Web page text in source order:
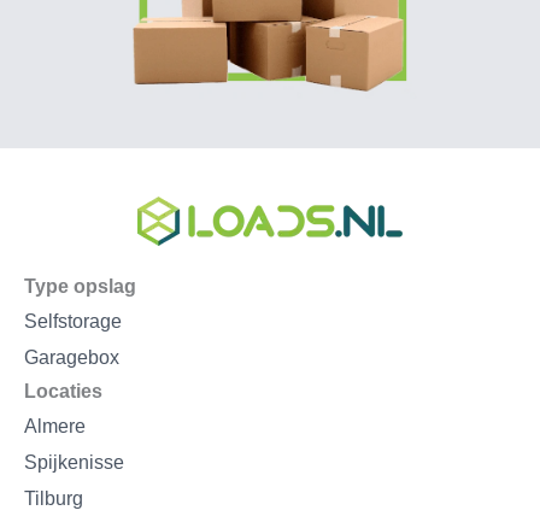
Type opslag
Selfstorage
Garagebox
Locaties
Almere
Spijkenisse
Tilburg